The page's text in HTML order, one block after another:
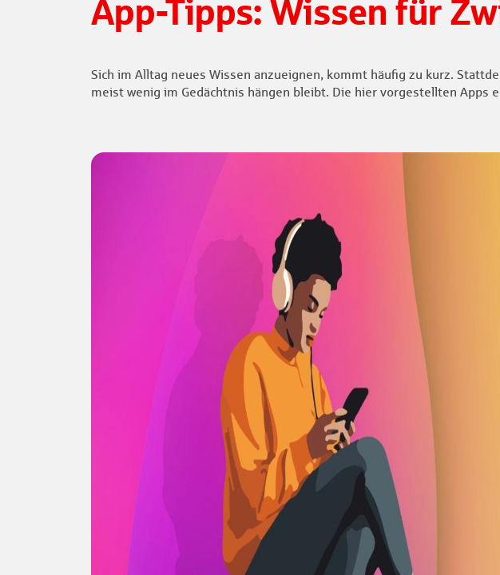
App-Tipps: Wissen für
Sich im Alltag neues Wissen anzueignen, kommt häufig zu kurz.
meist wenig im Gedächtnis hängen bleibt. Die hier vorgestellten Apps